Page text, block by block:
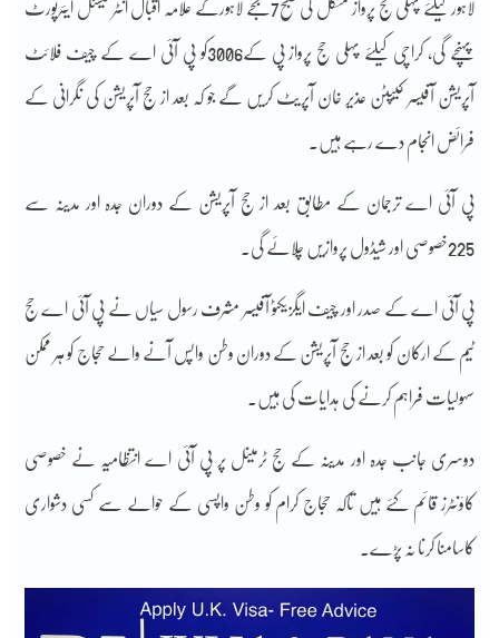
لاہور کیلئے پہلی حج پرواز منگل کی صبح7بجے لاہورکے علامہ اقبال انٹر نیشنل ایئرپورٹ
پہنچے گی، کراچی کیلئے پہلی حج پرواز پی کے3006کو پی آئی اے کے چیف فلائٹ
آپریشن آفیسر کیپٹن عذیر خان آپریٹ کریں گے جو کہ بعد از حج آپریشن کی نگرانی کے
فرائض انجام دے رہے ہیں۔
پی آئی اے ترجمان کے مطابق بعد از حج آپریشن کے دوران جدہ اور مدینہ سے
225خصوصی اور شیڈول پروازیں چلائے گی۔
پی آئی اے کے صدر اور چیف ایگزیکٹو آفیسر مشرف رسول سیاں نے پی آئی اے حج
ٹیم کے ارکان کو بعد از حج آپریشن کے دوران وطن واپس آنے والے حجاج کو ہر ممکن
سہولیات فراہم کرنے کی ہدایات کی ہیں۔
دوسری جانب جدہ اور مدینہ کے حج ٹرمینل پر پی آئی اے انتظامیہ نے خصوصی
کاؤنٹرز قائم کئے ہیں تاکہ حجاج کرام کو وطن واپسی کے حوالے سے کسی دشواری
کاسامنا کرنا نہ پڑے۔